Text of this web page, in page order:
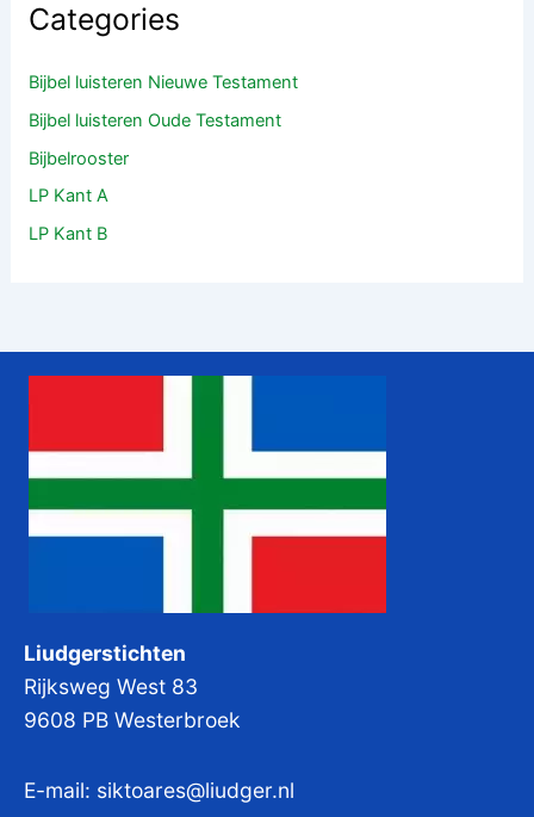
Categories
Bijbel luisteren Nieuwe Testament
Bijbel luisteren Oude Testament
Bijbelrooster
LP Kant A
LP Kant B
Liudgerstichten
Rijksweg West 83
9608 PB Westerbroek
E-mail: siktoares@liudger.nl